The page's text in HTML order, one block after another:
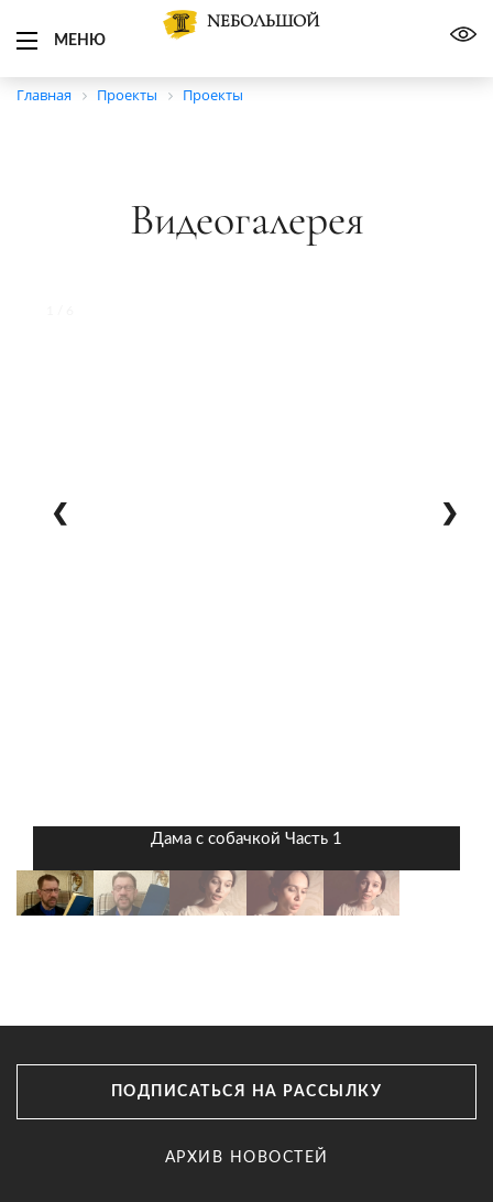
МЕНЮ
NЕБОЛЬШОЙ
Главная Проекты Проекты
Видеогалерея
❮ ❯
Дама с собачкой Часть 1
ПОДПИСАТЬСЯ НА РАССЫЛКУ
АРХИВ НОВОСТЕЙ